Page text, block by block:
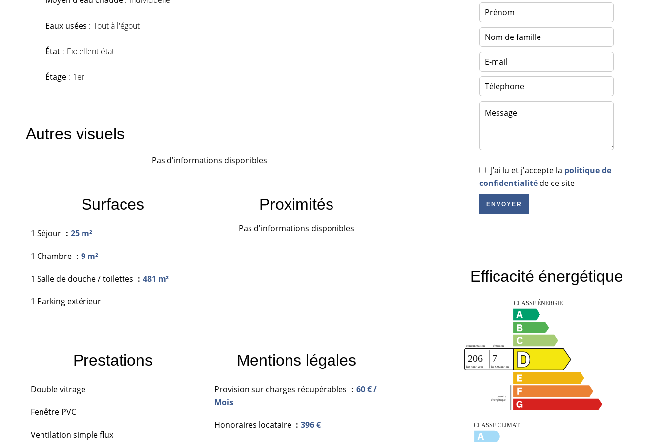
Eaux usées Tout à l'égout
État Excellent état
Étage 1er
Autres visuels
Pas d'informations disponibles
Surfaces
1 Séjour 25 m²
1 Chambre 9 m²
1 Salle de douche / toilettes 481 m²
1 Parking extérieur
Proximités
Pas d'informations disponibles
Prestations
Double vitrage
Fenêtre PVC
Ventilation simple flux
Mentions légales
Provision sur charges récupérables
60 € /
Mois
Honoraires locataire 396 €
J’ai lu et j'accepte la politique de
confidentialité de ce site
ENVOYER
Efficacité énergétique